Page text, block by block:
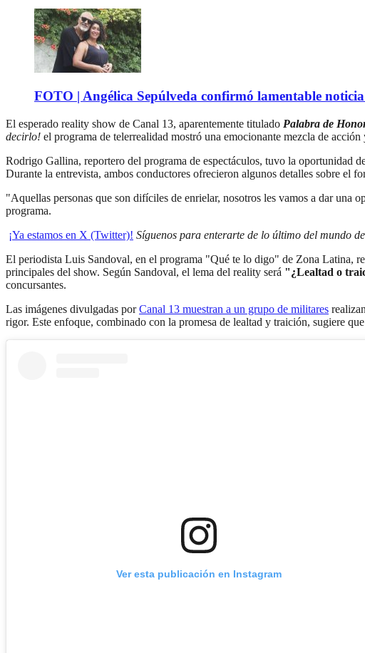
FOTO | Angélica Sepúlveda confirmó lamentable
El esperado reality show de Canal 13, aparentemente titulado Palabra de
decirlo! el programa de telerrealidad mostró una emocionante mezcla de
Rodrigo Gallina, reportero del programa de espectáculos, tuvo la oportunidad
Durante la entrevista, ambos conductores ofrecieron algunos detalles sobre el
"Aquellas personas que son difíciles de enrielar, nosotros les vamos a dar una
programa.
¡Ya estamos en X (Twitter)! Síguenos para enterarte de lo último del mundo
El periodista Luis Sandoval, en el programa "Qué te lo digo" de Zona Latina,
principales del show. Según Sandoval, el lema del reality será "¿Lealtad o
concursantes.
Las imágenes divulgadas porCanal 13 muestran a un grupo de militares
rigor. Este enfoque, combinado con la promesa de lealtad y traición, sugiere que
Ver esta publicación en Instagram